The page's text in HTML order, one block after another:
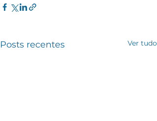
Posts recentes Ver tudo